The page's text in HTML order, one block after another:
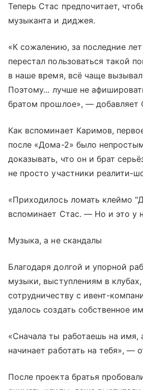
Теперь Стас предпочитает,
музыканта и диджея.
«К сожалению, за последние
перестал пользоваться такой
в наше время, всё чаще вызывал
Поэтому... лучше не
братом прошлое», — добавляет
Как вспоминает Каримов,
после «Дома-2» было
доказывать, что он и брат
не просто участники реалити-
«Приходилось ломать клеймо
вспоминает Стас. — Но и это у
Музыка, а не скандалы
Благодаря долгой и упорной
музыки, выступлениям в
сотрудничеству с ивент-
удалось создать собственное
«Сначала ты работаешь на
начинает работать на тебя», —
После проекта братья